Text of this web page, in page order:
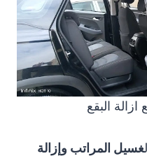
البقع
لغسيل المراتب وإزالة